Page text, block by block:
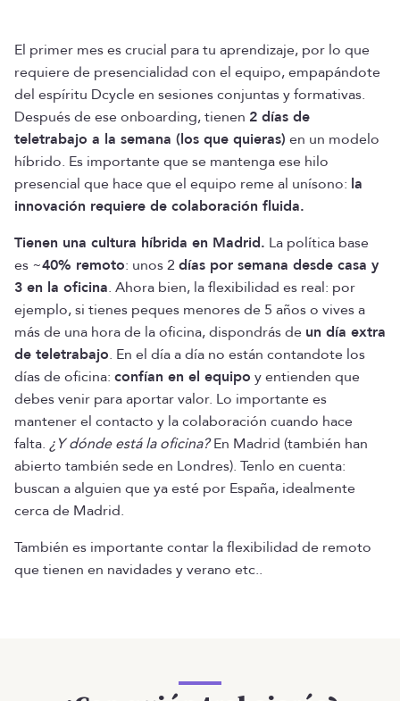
El primer mes es crucial para tu aprendizaje, por lo que
requiere de presencialidad con el equipo, empapándote
del espíritu Dcycle en sesiones conjuntas y formativas.
Después de ese onboarding, tienen 2 días de
teletrabajo a la semana (los que quieras) en un modelo
híbrido. Es importante que se mantenga ese hilo
presencial que hace que el equipo reme al unísono: la
innovación requiere de colaboración fluida.
Tienen una cultura híbrida en Madrid. La política base
es ~40% remoto: unos 2 días por semana desde casa y
3 en la oficina. Ahora bien, la flexibilidad es real: por
ejemplo, si tienes peques menores de 5 años o vives a
más de una hora de la oficina, dispondrás de un día extra
de teletrabajo. En el día a día no están contandote los
días de oficina: confían en el equipo y entienden que
debes venir para aportar valor. Lo importante es
mantener el contacto y la colaboración cuando hace
falta. ¿Y dónde está la oficina?En Madrid (también han
abierto también sede en Londres). Tenlo en cuenta:
buscan a alguien que ya esté por España, idealmente
cerca de Madrid.
También es importante contar la flexibilidad de remoto
que tienen en navidades y verano etc..